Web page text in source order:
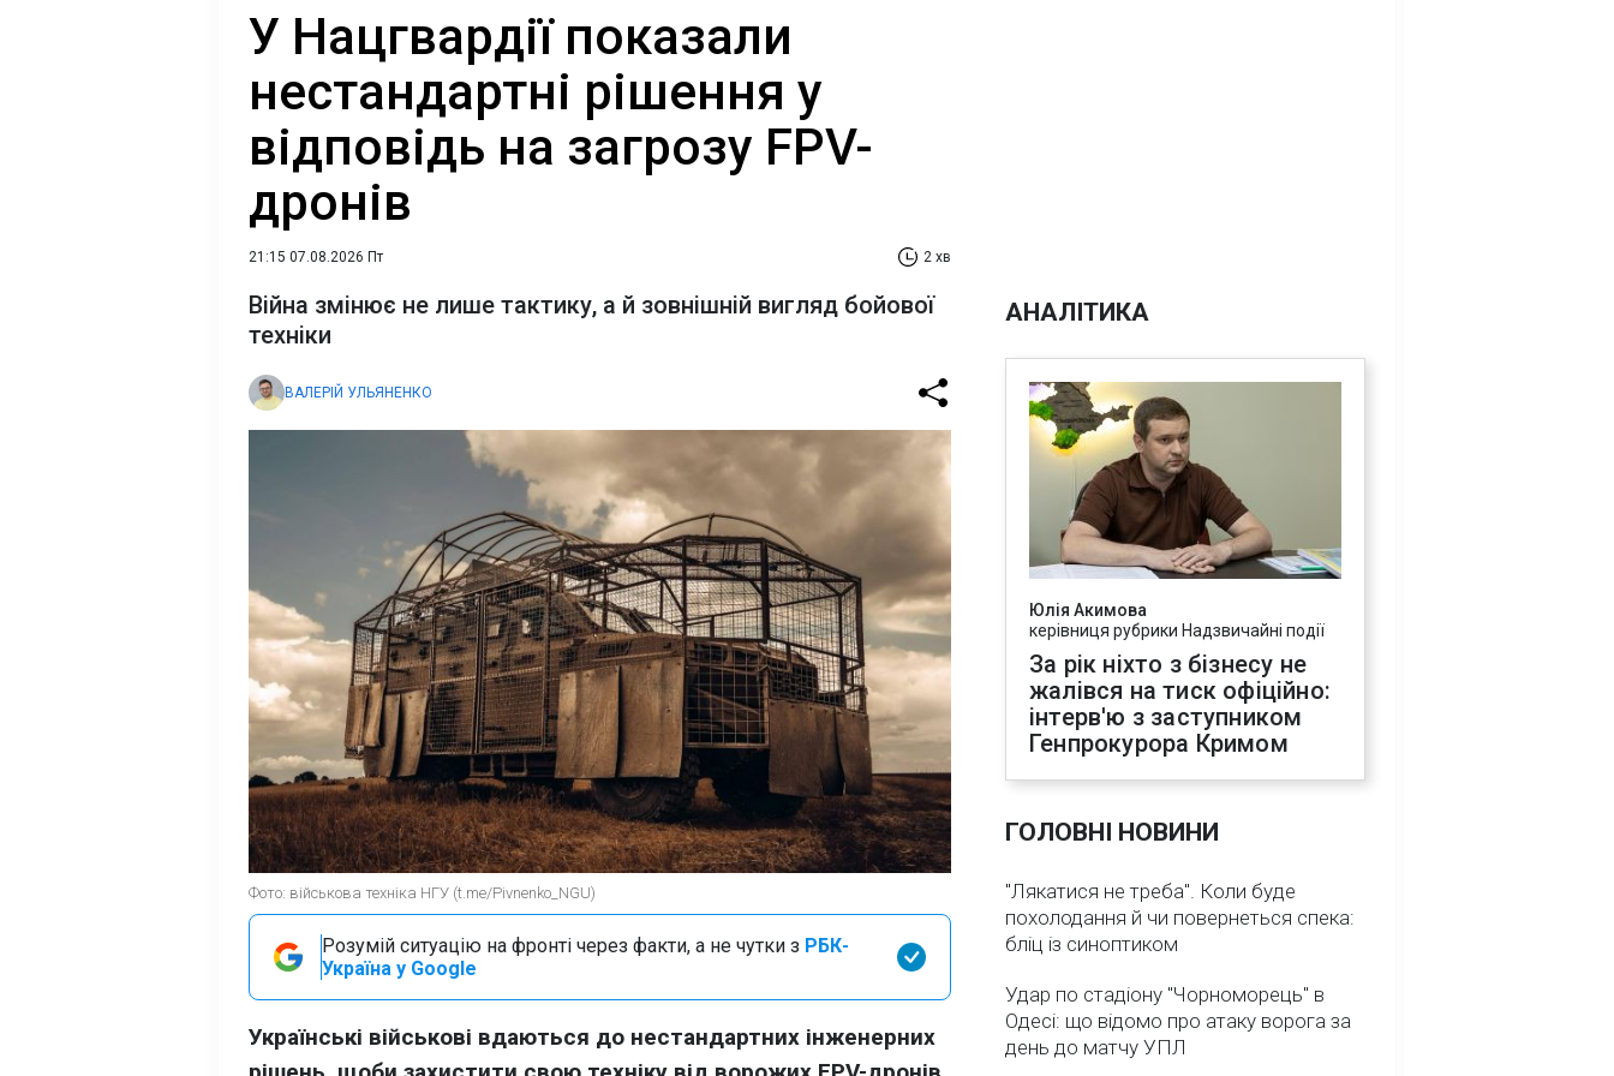
У Нацгвардії показали
нестандартні рішення у
відповідь на загрозу FPV-
дронів
21:15 07.08.2026 Пт 2 хв
Війна змінює не лише тактику, а й зовнішній вигляд бойової
техніки
ВАЛЕРІЙ УЛЬЯНЕНКО
Фото: військова техніка НГУ (t.me/Pivnenko_NGU)
Розумій ситуацію на фронті через факти, а не чутки з РБК-
Україна у Google
Українські військові вдаються до нестандартних інженерних
АНАЛІТИКА
Юлія Акимова
керівниця рубрики Надзвичайні події
За рік ніхто з бізнесу не
жалівся на тиск офіційно:
інтерв'ю з заступником
Генпрокурора Кримом
ГОЛОВНІ НОВИНИ
"Лякатися не треба". Коли буде
похолодання й чи повернеться спека:
бліц із синоптиком
Удар по стадіону "Чорноморець" в
Одесі: що відомо про атаку ворога за
день до матчу УПЛ